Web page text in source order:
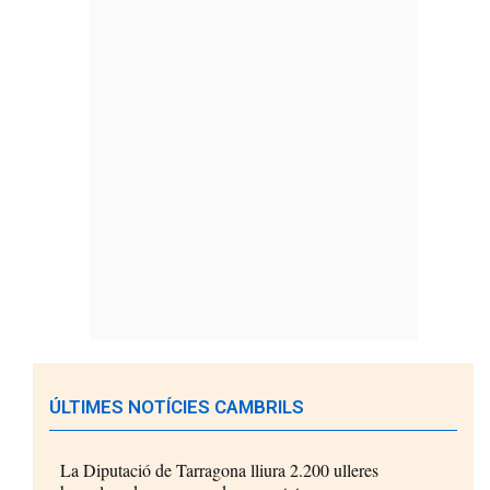
ÚLTIMES NOTÍCIES CAMBRILS
La Diputació de Tarragona lliura 2.200 ulleres